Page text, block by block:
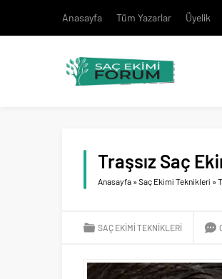
Anasayfa Tüm Yazarlar Üyelik
Traşsız Saç
Anasayfa »Saç Ekimi Teknikleri »
SAÇ EKIMI TEKNIKLERI